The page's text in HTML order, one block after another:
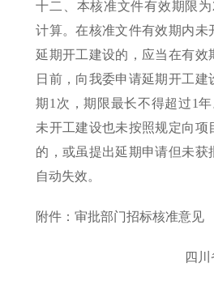
十二、本核准文件有效期限
计算。在核准文件有效期内未
延期开工建设的，应当在有效
日前，向我委申请延期开工建
期1次，期限最长不得超过1
未开工建设也未按照规定向项
的，或虽提出延期申请但未获
自动失效。
附件：审批部门招标核准意见
四